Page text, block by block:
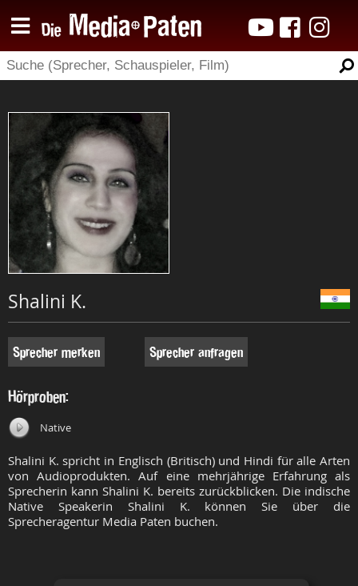
Shalini K.
Sprecher merken Sprecher anfragen
Hörproben:
Native
Shalini K. spricht in Englisch (Britisch) und Hindi für alle Arten
von Audioprodukten. Auf eine mehrjährige Erfahrung als
Sprecherin kann Shalini K. bereits zurückblicken. Die indische
Native Speakerin Shalini K. können Sie über die
Sprecheragentur Media Paten buchen.